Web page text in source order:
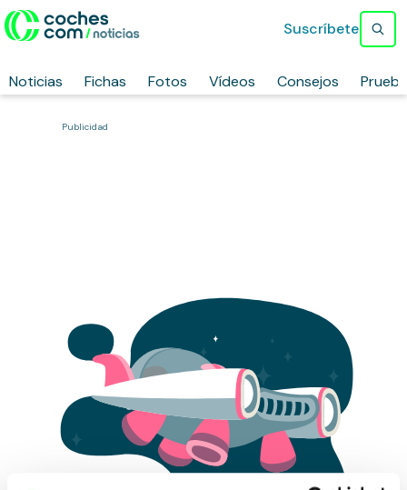
Noticias Fichas Fotos Vídeos Consejos
Suscríbete
Publicidad